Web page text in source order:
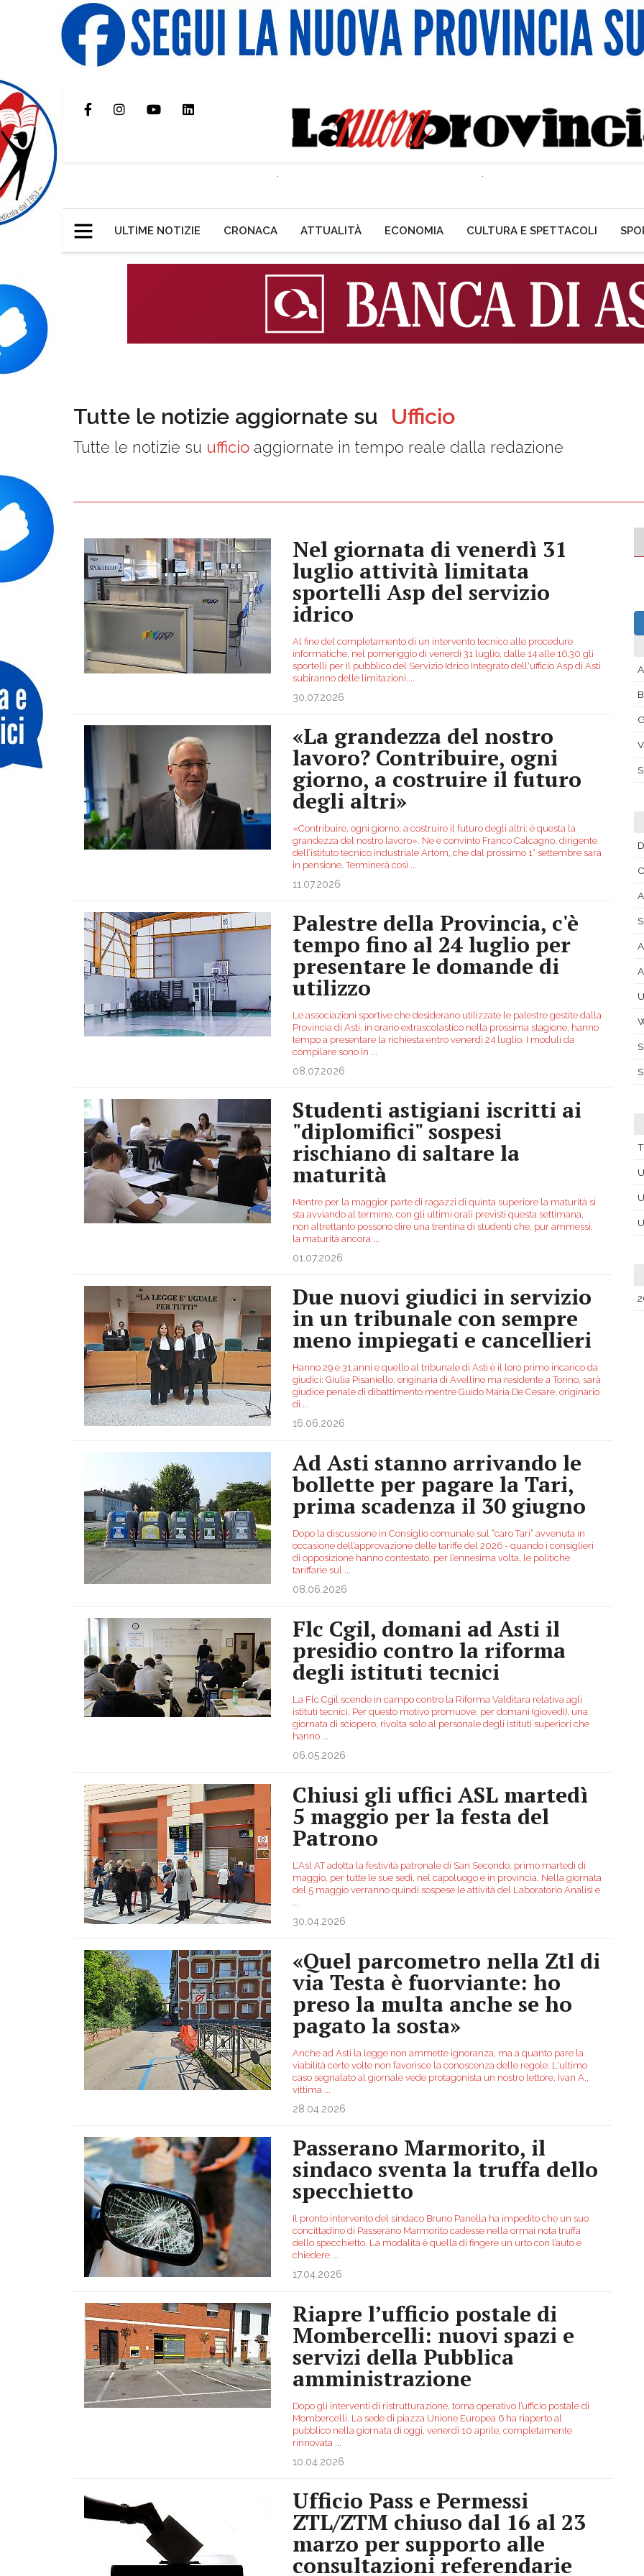
ULTIME NOTIZIE CRONACA ATTUALITÀ ECONOMIA CULTURA E SPETTACOLI
Tutte le notizie aggiornate su Ufficio
Tutte le notizie su ufficio aggiornate in tempo reale dalla redazione
Nel giornata di venerdì 31
luglio attività limitata
sportelli Asp del servizio
idrico
Al fine del completamento di un intervento tecnico alle procedure
informatiche, nel pomeriggio di venerdì 31 luglio, dalle 14 alle 16.30 gli
sportelli per il pubblico del Servizio Idrico Integrato dell'ufficio Asp di Asti
subiranno delle limitazioni.
30.07.2026
«La grandezza del nostro
lavoro? Contribuire, ogni
giorno, a costruire il futuro
degli altri»
«Contribuire, ogni giorno, a costruire il futuro degli altri: è questa la
grandezza del nostro lavoro». Ne è convinto Franco Calcagno, dirigente
dell’istituto tecnico industriale Artom, che dal prossimo 1° settembre sarà
in pensione. Terminerà così
11.07.2026
Palestre della Provincia, c'è
tempo fino al 24 luglio per
presentare le domande di
utilizzo
Le associazioni sportive che desiderano utilizzate le palestre gestite dalla
Provincia di Asti, in orario extrascolastico nella prossima stagione, hanno
tempo a presentare la richiesta entro venerdì 24 luglio. I moduli da
compilare sono in
08.07.2026
Studenti astigiani iscritti ai
"diplomifici" sospesi
rischiano di saltare la
maturità
Mentre per la maggior parte di ragazzi di quinta superiore la maturità si
sta avviando al termine, con gli ultimi orali previsti questa settimana,
non altrettanto possono dire una trentina di studenti che, pur ammessi,
la maturità ancora
01.07.2026
Due nuovi giudici in servizio
in un tribunale con sempre
meno impiegati e cancellieri
Hanno 29 e 31 anni e quello al tribunale di Asti è il loro primo incarico da
giudici: Giulia Pisaniello, originaria di Avellino ma residente a Torino, sarà
giudice penale di dibattimento mentre Guido Maria De Cesare, originario
di
16.06.2026
Ad Asti stanno arrivando le
bollette per pagare la Tari,
prima scadenza il 30 giugno
Dopo la discussione in Consiglio comunale sul “caro Tari” avvenuta in
occasione dell’approvazione delle tariffe del 2026 - quando i consiglieri
di opposizione hanno contestato, per l’ennesima volta, le politiche
tariffarie sul
08.06.2026
Flc Cgil, domani ad Asti il
presidio contro la riforma
degli istituti tecnici
La Flc Cgil scende in campo contro la Riforma Valditara relativa agli
istituti tecnici. Per questo motivo promuove, per domani (giovedì), una
giornata di sciopero, rivolta solo al personale degli istituti superiori che
hanno
06.05.2026
Chiusi gli uffici ASL martedì
5 maggio per la festa del
Patrono
L’Asl AT adotta la festività patronale di San Secondo, primo martedì di
maggio, per tutte le sue sedi, nel capoluogo e in provincia. Nella giornata
del 5 maggio verranno quindi sospese le attività del Laboratorio Analisi e
30.04.2026
«Quel parcometro nella Ztl di
via Testa è fuorviante: ho
preso la multa anche se ho
pagato la sosta»
Anche ad Asti la legge non ammette ignoranza, ma a quanto pare la
viabilità certe volte non favorisce la conoscenza delle regole. L'ultimo
caso segnalato al giornale vede protagonista un nostro lettore, Ivan A.,
vittima
28.04.2026
Passerano Marmorito, il
sindaco sventa la truffa dello
specchietto
Il pronto intervento del sindaco Bruno Panella ha impedito che un suo
concittadino di Passerano Marmorito cadesse nella ormai nota truffa
dello specchietto. La modalità è quella di fingere un urto con l’auto e
chiedere
17.04.2026
Riapre l’ufficio postale di
Mombercelli: nuovi spazi e
servizi della Pubblica
amministrazione
Dopo gli interventi di ristrutturazione, torna operativo l’ufficio postale di
Mombercelli. La sede di piazza Unione Europea 6 ha riaperto al
pubblico nella giornata di oggi, venerdì 10 aprile, completamente
rinnovata
10.04.2026
Ufficio Pass e Permessi
ZTL/ZTM chiuso dal 16 al 23
marzo per supporto alle
consultazioni referendarie